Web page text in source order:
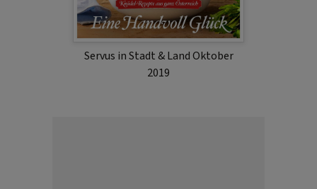
Servus in Stadt & Land Oktober
2019